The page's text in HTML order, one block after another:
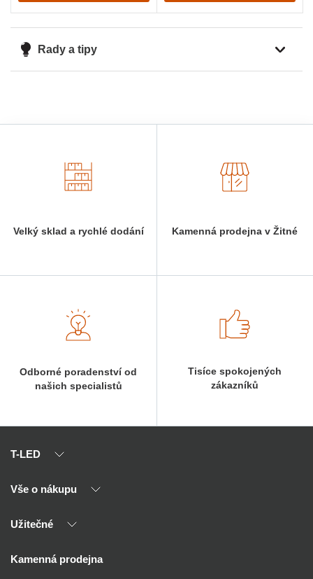
Rady a tipy
Velký sklad a rychlé dodání Kamenná prodejna v Žitné
Odborné poradenství od
našich specialistů
Tisíce spokojených
zákazníků
T-LED
O nás
Kontakty
Vše o nákupu
Výhody T-LED
Montáž
Užitečné
Reklamace a vrácení
Kamenná prodejna